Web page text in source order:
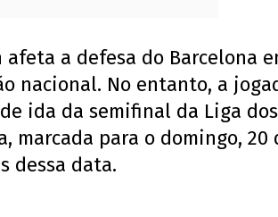
afeta a defesa do Barcelona
nacional. No entanto, a
ida da semifinal da Liga dos
marcada para o domingo,
dessa data.